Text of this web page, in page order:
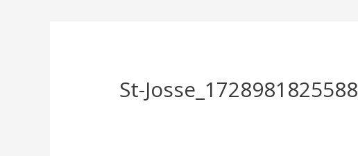
St-Josse_1728981825588